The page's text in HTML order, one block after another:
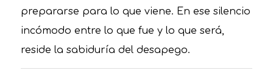
prepararse para lo que viene. En ese silencio
incómodo entre lo que fue y lo que será,
reside la sabiduría del desapego.